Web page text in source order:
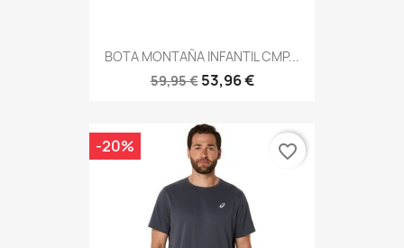
BOTA MONTAÑA INFANTIL CMP...
59,95 € 53,96 €
-20% favorite_border